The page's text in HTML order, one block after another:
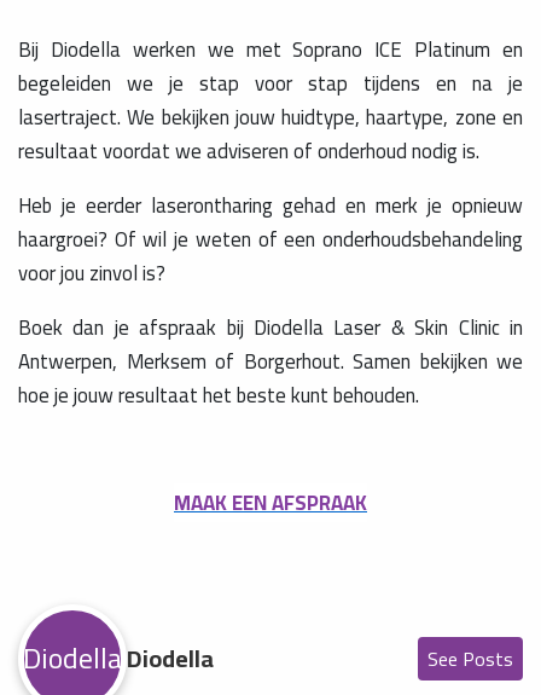
Bij Diodella werken we met Soprano ICE Platinum en
begeleiden we je stap voor stap tijdens en na je
lasertraject. We bekijken jouw huidtype, haartype, zone en
resultaat voordat we adviseren of onderhoud nodig is.
Heb je eerder laserontharing gehad en merk je opnieuw
haargroei? Of wil je weten of een onderhoudsbehandeling
voor jou zinvol is?
Boek dan je afspraak bij Diodella Laser & Skin Clinic in
Antwerpen, Merksem of Borgerhout. Samen bekijken we
hoe je jouw resultaat het beste kunt behouden.
MAAK EEN AFSPRAAK
DiodellaDiodella See Posts